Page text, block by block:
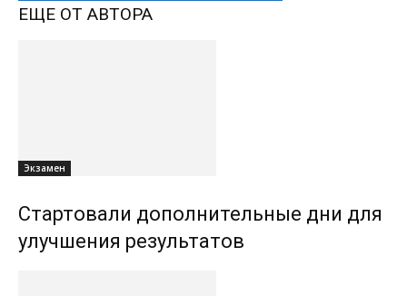
ЕЩЕ ОТ АВТОРА
Экзамен
Стартовали дополнительные дни для
улучшения результатов